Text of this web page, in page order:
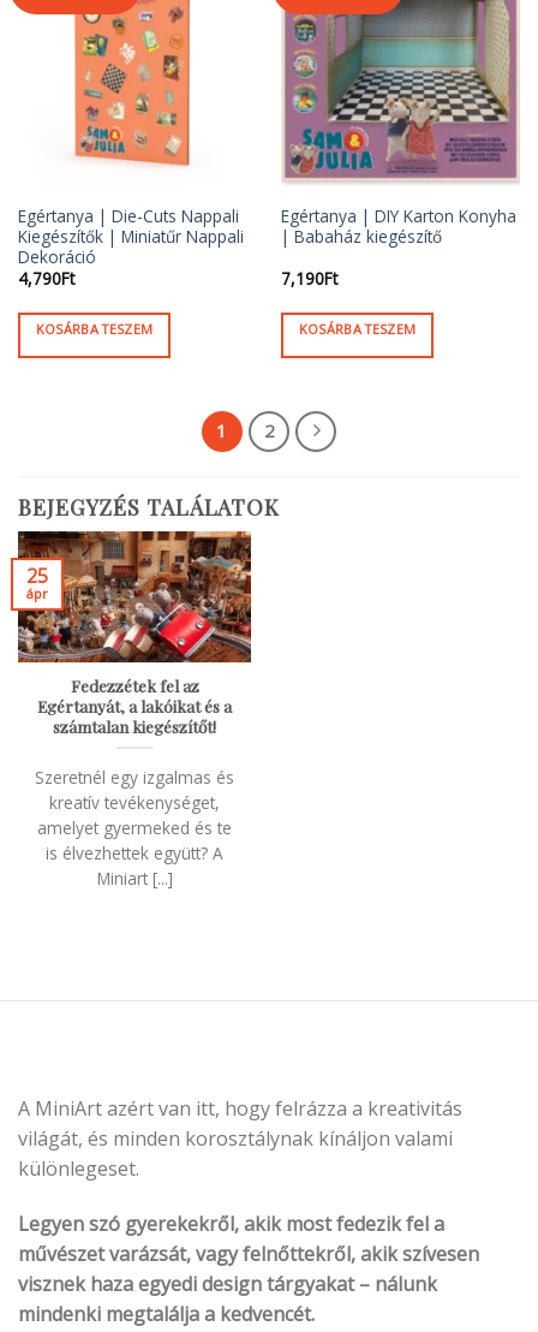
Egértanya | Die-Cuts Nappali
Kiegészítők | Miniatűr Nappali
Dekoráció
4,790Ft
KOSÁRBA TESZEM
Egértanya | DIY Karton Konyha
| Babaház kiegészítő
7,190Ft
KOSÁRBA TESZEM
1 2
BEJEGYZÉS TALÁLATOK
Fedezzétek fel az
Egértanyát, a lakóikat és a
számtalan kiegészítőt!
Szeretnél egy izgalmas és
kreatív tevékenységet,
amelyet gyermeked és te
is élvezhettek együtt? A
Miniart [...]
25
ápr
A MiniArt azért van itt, hogy felrázza a kreativitás
világát, és minden korosztálynak kínáljon valami
különlegeset.
Legyen szó gyerekekről, akik most fedezik fel a
művészet varázsát, vagy felnőttekről, akik szívesen
visznek haza egyedi design tárgyakat – nálunk
mindenki megtalálja a kedvencét.